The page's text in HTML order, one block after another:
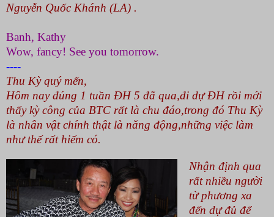
Nguyễn Quốc Khánh (LA) .
Banh, Kathy
Wow, fancy! See you tomorrow.
----
Thu Kỳ quý mến,
Hôm nay đúng 1 tuần ĐH 5 đã qua,đi dự ĐH rồi mới
thấy kỳ công của BTC rất là chu đáo,trong đó Thu Kỳ
là nhân vật chính thật là năng động,những việc làm
như thế rất hiếm có.
Nhận định qua
rất nhiều người
từ phương xa
đến dự đủ để